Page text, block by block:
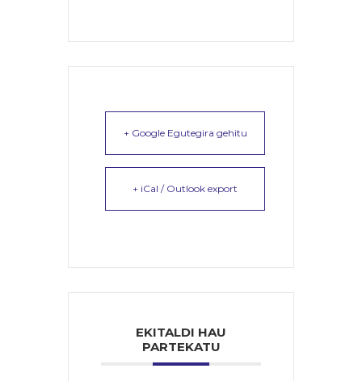
+ Google Egutegira gehitu
+ iCal / Outlook export
EKITALDI HAU
PARTEKATU